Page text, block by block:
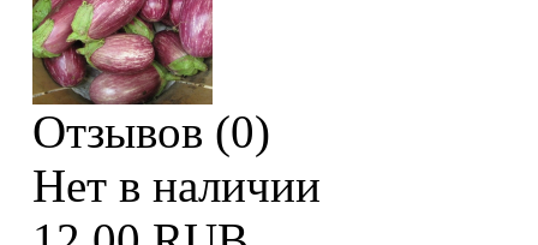
Отзывов (0)
Нет в наличии